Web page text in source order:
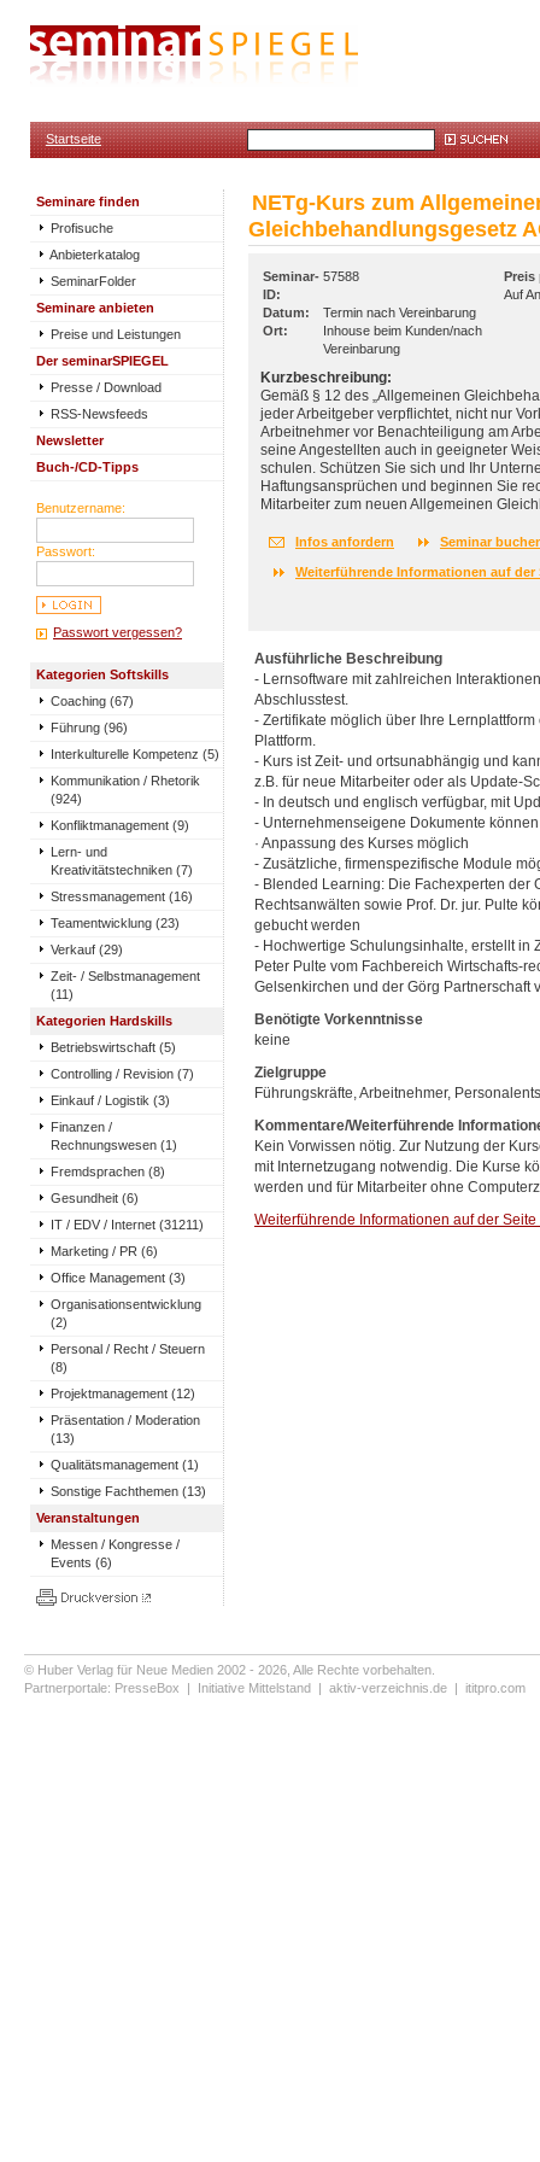
Startseite
Seminare finden
Profisuche
Anbieterkatalog
SeminarFolder
Seminare anbieten
Preise und Leistungen
Der seminarSPIEGEL
Presse / Download
RSS-Newsfeeds
Newsletter
Buch-/CD-Tipps
Benutzername:
Passwort:
Passwort vergessen?
Kategorien Softskills
Coaching (67)
Führung (96)
Interkulturelle Kompetenz (5)
Kommunikation / Rhetorik
(924)
Konfliktmanagement (9)
Lern- und
Kreativitätstechniken (7)
Stressmanagement (16)
Teamentwicklung (23)
Verkauf (29)
Zeit- / Selbstmanagement
(11)
Kategorien Hardskills
Betriebswirtschaft (5)
Controlling / Revision (7)
Einkauf / Logistik (3)
Finanzen /
Rechnungswesen (1)
Fremdsprachen (8)
Gesundheit (6)
IT / EDV / Internet (31211)
Marketing / PR (6)
Office Management (3)
Organisationsentwicklung
(2)
Personal / Recht / Steuern
(8)
Projektmanagement (12)
Präsentation / Moderation
(13)
Qualitätsmanagement (1)
Sonstige Fachthemen (13)
Veranstaltungen
Messen / Kongresse /
Events (6)
NETg-Kurs zum
Gleichbehandlungsgesetz
Seminar-
ID:
57588
Datum:
Termin nach Vereinbarung
Ort:
Inhouse beim Kunden/nach
Vereinbarung
Preis
Auf
Kurzbeschreibung:
Gemäß § 12 des „Allgemeinen
jeder Arbeitgeber verpflichtet, nicht nur
Arbeitnehmer vor Benachteiligung am
seine Angestellten auch in geeigneter
schulen. Schützen Sie sich und Ihr
Haftungsansprüchen und beginnen Sie
Mitarbeiter zum neuen Allgemeinen
Infos anfordern Seminar
Weiterführende Informationen auf der
Ausführliche Beschreibung
- Lernsoftware mit zahlreichen
Abschlusstest.
- Zertifikate möglich über Ihre
Plattform.
- Kurs ist Zeit- und ortsunabhängig und
z.B. für neue Mitarbeiter oder als Update-
- In deutsch und englisch verfügbar, mit
- Unternehmenseigene Dokumente
· Anpassung des Kurses möglich
- Zusätzliche, firmenspezifische Module
- Blended Learning: Die Fachexperten der
Rechtsanwälten sowie Prof. Dr. jur. Pulte
gebucht werden
- Hochwertige Schulungsinhalte, erstellt in
Peter Pulte vom Fachbereich Wirtschafts-
Gelsenkirchen und der Görg Partnerschaft
Benötigte Vorkenntnisse
keine
Zielgruppe
Führungskräfte, Arbeitnehmer,
Kommentare/Weiterführende
Kein Vorwissen nötig. Zur Nutzung der
mit Internetzugang notwendig. Die Kurse
werden und für Mitarbeiter ohne
Weiterführende Informationen auf der Seite
© Huber Verlag für Neue Medien 2002 - 2026, Alle Rechte vorbehalten.
Partnerportale: PresseBox | Initiative Mittelstand | aktiv-verzeichnis.de | ititpro.com